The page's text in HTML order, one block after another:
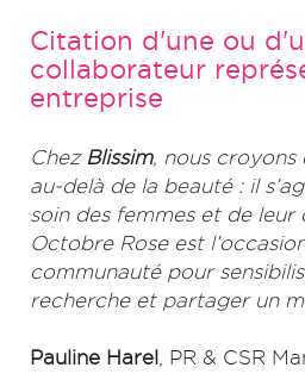
Citation d'une ou
collaborateur
entreprise
Chez Blissim, nous croyons
au-delà de la beauté : il
soin des femmes et de leur
Octobre Rose est
communauté pour
recherche et partager un
Pauline Harel , PR & CSR